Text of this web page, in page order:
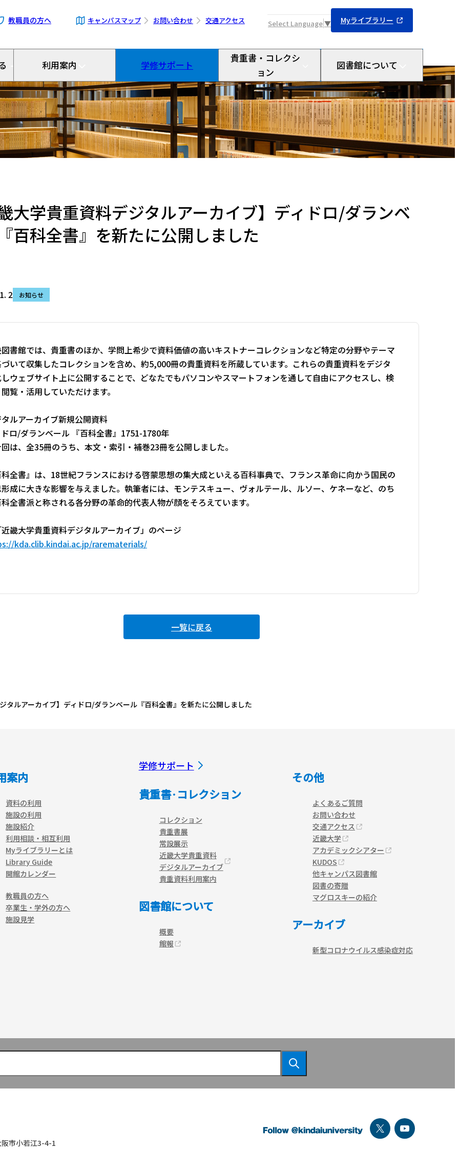
教職員の方へ キャンパスマップ お問い合わせ 交通アクセス Select Language▼ Myライブラリー
利用案内 学修サポート
貴重書・コレクシ
ョン
図書館について
畿大学貴重資料デジタルアーカイブ】ディドロ/ダランベ
百科全書』を新たに公開しました
2 お知らせ
書館では、貴重書のほか、学問上希少で資料価値の高いキストナーコレクションなど特定の分野やテーマ
づいて収集したコレクションを含め、約5,000冊の貴重資料を所蔵しています。これらの貴重資料をデジタ
ウェブサイト上に公開することで、どなたでもパソコンやスマートフォンを通して自由にアクセスし、検
覧・活用していただけます。
ルアーカイブ新規公開資料
ロ/ダランベール 『百科全書』1751-1780年
は、全35冊のうち、本文・索引・補巻23冊を公開しました。
科全書』は、18世紀フランスにおける啓蒙思想の集大成といえる百科事典で、フランス革命に向かう国民の
成に大きな影響を与えました。執筆者には、モンテスキュー、ヴォルテール、ルソー、ケネーなど、のち
全書派と称される各分野の革命的代表人物が顔をそろえています。
畿大学貴重資料デジタルアーカイブ」のページ
kda.clib.kindai.ac.jp/rarematerials/
一覧に戻る
タルアーカイブ】ディドロ/ダランベール『百科全書』を新たに公開しました
案内
資料の利用
施設の利用
施設紹介
利用相談・相互利用
Myライブラリーとは
Library Guide
開館カレンダー
教職員の方へ
卒業生・学外の方へ
施設見学
学修サポート
貴重書·コレクション
コレクション
貴重書展
常設展示
近畿大学貴重資料
デジタルアーカイブ
貴重資料利用案内
図書館について
概要
館報
その他
よくあるご質問
お問い合わせ
交通アクセス
近畿大学
アカデミックシアター
KUDOS
他キャンパス図書館
図書の寄贈
マグロスキーの紹介
アーカイブ
新型コロナウイルス感染症対応
市小若江3-4-1